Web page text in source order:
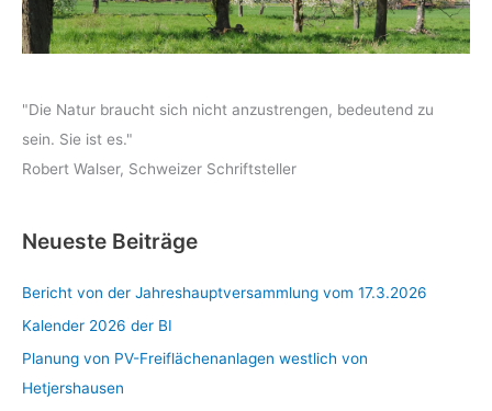
"Die Natur braucht sich nicht anzustrengen, bedeutend zu
sein. Sie ist es."
Robert Walser, Schweizer Schriftsteller
Neueste Beiträge
Bericht von der Jahreshauptversammlung vom 17.3.2026
Kalender 2026 der BI
Planung von PV-Freiflächenanlagen westlich von
Hetjershausen